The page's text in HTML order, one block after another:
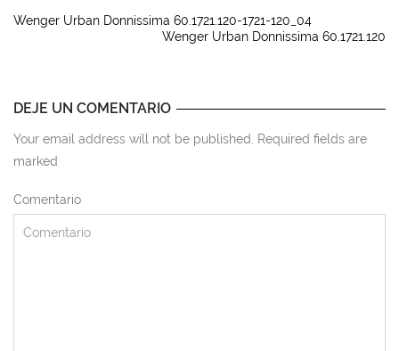
Wenger Urban Donnissima 60.1721.120-1721-120_04
Wenger Urban Donnissima 60.1721.120
DEJE UN COMENTARIO
Your email address will not be published. Required fields are
marked
Comentario